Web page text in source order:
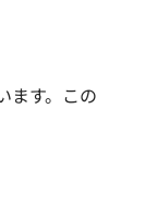
ます。この